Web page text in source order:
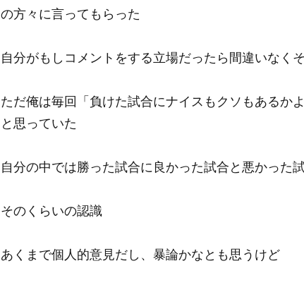
の方々に言ってもらった
自分がもしコメントをする立場だったら間違いなく
ただ俺は毎回「負けた試合にナイスもクソもあるかよ
と思っていた
自分の中では勝った試合に良かった試合と悪かった
そのくらいの認識
あくまで個人的意見だし、暴論かなとも思うけど